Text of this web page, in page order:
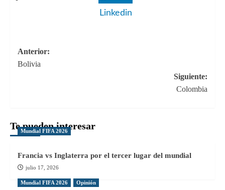
Linkedin
Navegación
de
Anterior:
Bolivia
Siguiente:
Colombia
Te pueden interesar
Mundial FIFA 2026
Francia vs Inglaterra por el tercer lugar del mundial
julio 17, 2026
Mundial FIFA 2026 Opinión